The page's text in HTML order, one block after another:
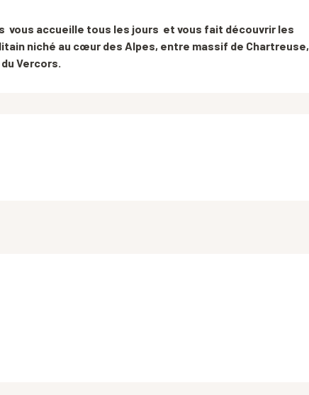
vous accueille tous les jours  et vous fait découvrir les
niché au cœur des Alpes, entre massif de Chartreuse,
Vercors.